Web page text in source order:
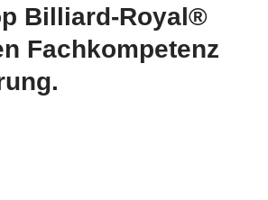
Billiard-Royal®
Fachkompetenz